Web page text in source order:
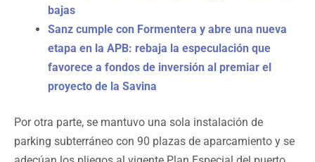
bajas
Sanz cumple con Formentera y abre una nueva
etapa en la APB: rebaja la especulación que
favorece a fondos de inversión al premiar el
proyecto de la Savina
Por otra parte, se mantuvo una sola instalación de
parking subterráneo con 90 plazas de aparcamiento y se